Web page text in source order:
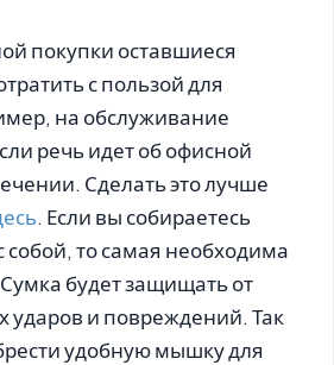
покупки оставшиеся
с пользой для
на обслуживание
речь идет об офисной
Сделать это лучше
. Если вы собираетесь
собой, то самая необходима
будет защищать от
ударов и повреждений. Так
удобную мышку для